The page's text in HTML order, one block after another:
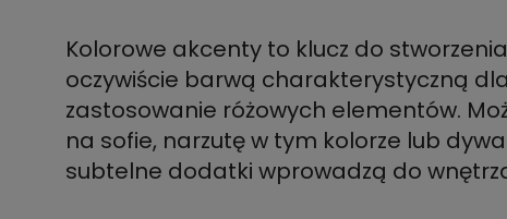
Kolorowe akcenty to klucz do
oczywiście barwą charakterystyczną
zastosowanie różowych elementów.
na sofie, narzutę w tym kolorze lub
subtelne dodatki wprowadzą do